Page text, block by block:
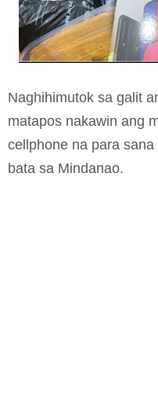
Naghihimutok sa galit
matapos nakawin ang
cellphone na para
bata sa Mindanao.